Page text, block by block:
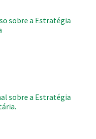
sobre a Estratégia
sobre a Estratégia